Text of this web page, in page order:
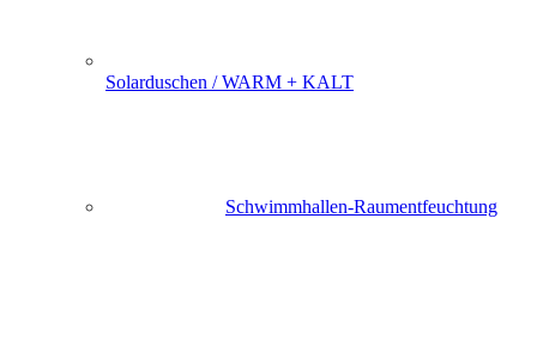
Solarduschen / WARM + KALT
Schwimmhallen-Raumentfeuchtung